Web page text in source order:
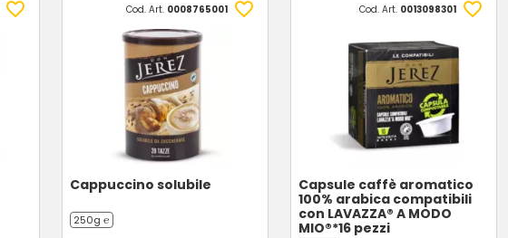
Cod. Art. 0008765001
Cappuccino solubile
250g ℮
Cod. Art. 0013098301
Capsule caffè aromatico
100% arabica compatibili
con LAVAZZA® A MODO
MIO®*16 pezzi